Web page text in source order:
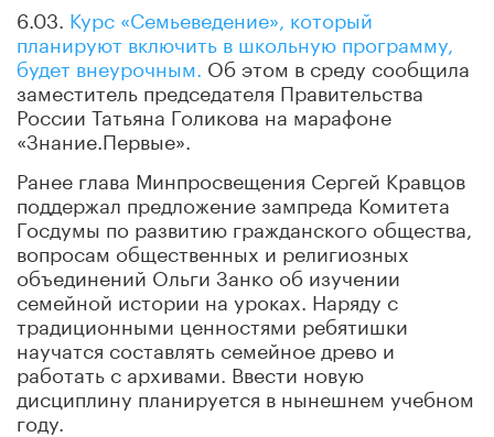
6.03. Курс «Семьеведение», который
планируют включить в школьную программу,
будет внеурочным. Об этом в среду сообщила
заместитель председателя Правительства
России Татьяна Голикова на марафоне
«Знание.Первые».
Ранее глава Минпросвещения Сергей Кравцов
поддержал предложение зампреда Комитета
Госдумы по развитию гражданского общества,
вопросам общественных и религиозных
объединений Ольги Занко об изучении
семейной истории на уроках. Наряду с
традиционными ценностями ребятишки
научатся составлять семейное древо и
работать с архивами. Ввести новую
дисциплину планируется в нынешнем учебном
году.